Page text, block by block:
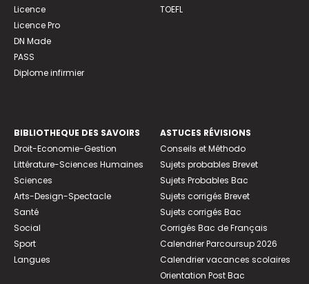
Licence
Licence Pro
DN Made
PASS
Diplome infirmier
TOEFL
BIBLIOTHEQUE DES SAVOIRS
Droit-Economie-Gestion
Littérature-Sciences Humaines
Sciences
Arts-Design-Spectacle
Santé
Social
Sport
Langues
ASTUCES RÉVISIONS
Conseils et Méthodo
Sujets probables Brevet
Sujets Probables Bac
Sujets corrigés Brevet
Sujets corrigés Bac
Corrigés Bac de Français
Calendrier Parcoursup 2026
Calendrier vacances scolaires
Orientation Post Bac